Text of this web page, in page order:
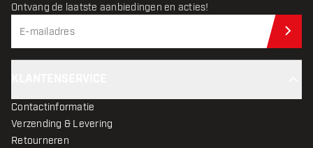
Ontvang de laatste aanbiedingen en acties!
Contactinformatie
Verzending & Levering
Retourneren